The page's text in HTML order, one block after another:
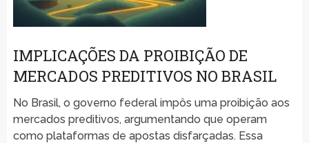
IMPLICAÇÕES DA PROIBIÇÃO DE
MERCADOS PREDITIVOS NO BRASIL
No Brasil, o governo federal impôs uma proibição aos
mercados preditivos, argumentando que operam
como plataformas de apostas disfarçadas. Essa